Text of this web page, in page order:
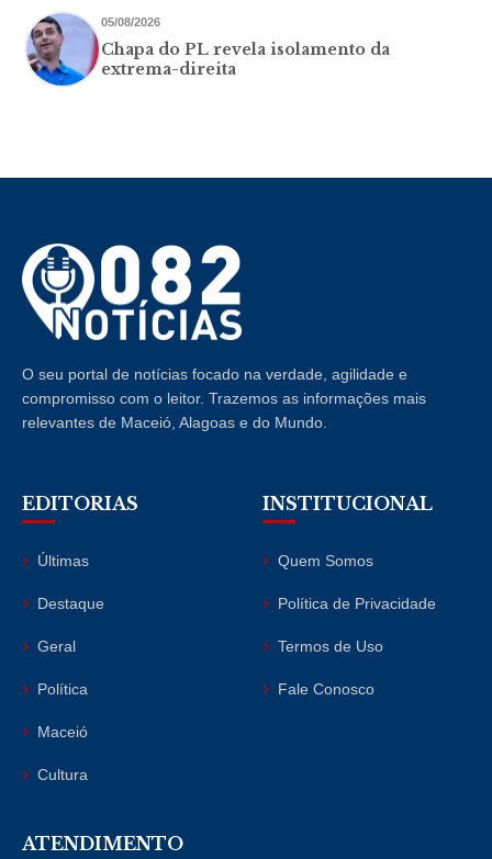
05/08/2026
Chapa do PL revela isolamento da
extrema-direita
O seu portal de notícias focado na verdade, agilidade e
compromisso com o leitor. Trazemos as informações mais
relevantes de Maceió, Alagoas e do Mundo.
EDITORIAS
Últimas
Destaque
Geral
Política
Maceió
Cultura
INSTITUCIONAL
Quem Somos
Política de Privacidade
Termos de Uso
Fale Conosco
ATENDIMENTO